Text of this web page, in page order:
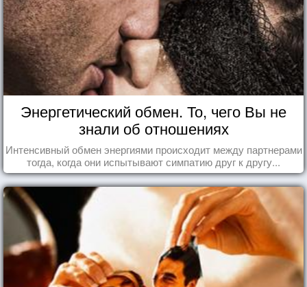
Энергетический обмен. То, чего Вы не
знали об отношениях
Интенсивный обмен энергиями происходит между партнерами
тогда, когда они испытывают симпатию друг к другу...